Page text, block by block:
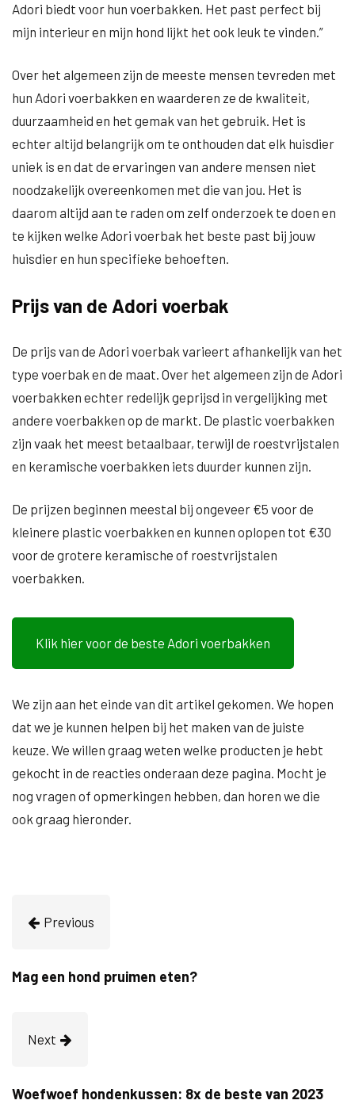
Adori biedt voor hun voerbakken. Het past perfect bij
mijn interieur en mijn hond lijkt het ook leuk te vinden.”
Over het algemeen zijn de meeste mensen tevreden met
hun Adori voerbakken en waarderen ze de kwaliteit,
duurzaamheid en het gemak van het gebruik. Het is
echter altijd belangrijk om te onthouden dat elk huisdier
uniek is en dat de ervaringen van andere mensen niet
noodzakelijk overeenkomen met die van jou. Het is
daarom altijd aan te raden om zelf onderzoek te doen en
te kijken welke Adori voerbak het beste past bij jouw
huisdier en hun specifieke behoeften.
Prijs van de Adori voerbak
De prijs van de Adori voerbak varieert afhankelijk van het
type voerbak en de maat. Over het algemeen zijn de Adori
voerbakken echter redelijk geprijsd in vergelijking met
andere voerbakken op de markt. De plastic voerbakken
zijn vaak het meest betaalbaar, terwijl de roestvrijstalen
en keramische voerbakken iets duurder kunnen zijn.
De prijzen beginnen meestal bij ongeveer €5 voor de
kleinere plastic voerbakken en kunnen oplopen tot €30
voor de grotere keramische of roestvrijstalen
voerbakken.
Klik hier voor de beste Adori voerbakken
We zijn aan het einde van dit artikel gekomen. We hopen
dat we je kunnen helpen bij het maken van de juiste
keuze. We willen graag weten welke producten je hebt
gekocht in de reacties onderaan deze pagina. Mocht je
nog vragen of opmerkingen hebben, dan horen we die
ook graag hieronder.
Previous
Mag een hond pruimen eten?
Next
Woefwoef hondenkussen: 8x de beste van 2023